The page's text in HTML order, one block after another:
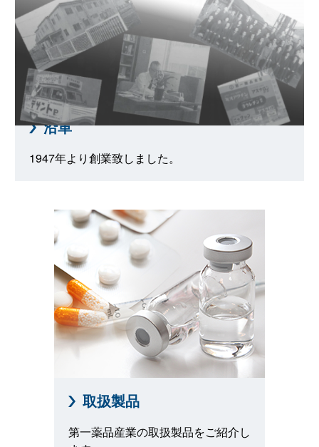
沿革
1947年より創業致しました。
取扱製品
第一薬品産業の取扱製品をご紹介し